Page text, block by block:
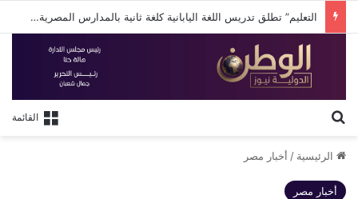
التعليم” تطلق تدريس اللغة اليابانية كلغة ثانية بالمدارس المصرية اليابانية العام الدراسي المقبل
القائمة
الرئيسية / أخبار مصر
أخبار مصر